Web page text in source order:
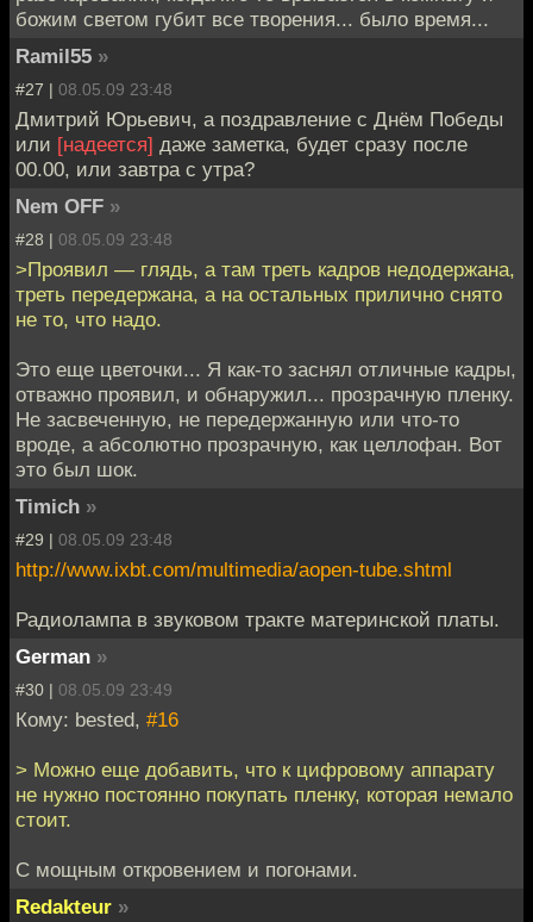
божим светом губит все творения... было время...
Ramil55 »
#27 | 08.05.09 23:48
Дмитрий Юрьевич, а поздравление с Днём Победы
или [надеется] даже заметка, будет сразу после
00.00, или завтра с утра?
Nem OFF »
#28 | 08.05.09 23:48
>Проявил — глядь, а там треть кадров недодержана,
треть передержана, а на остальных прилично снято
не то, что надо.
Это еще цветочки... Я как-то заснял отличные кадры,
отважно проявил, и обнаружил... прозрачную пленку.
Не засвеченную, не передержанную или что-то
вроде, а абсолютно прозрачную, как целлофан. Вот
это был шок.
Timich »
#29 | 08.05.09 23:48
http://www.ixbt.com/multimedia/aopen-tube.shtml
Радиолампа в звуковом тракте материнской платы.
German »
#30 | 08.05.09 23:49
Кому: bested, #16
> Можно еще добавить, что к цифровому аппарату
не нужно постоянно покупать пленку, которая немало
стоит.
С мощным откровением и погонами.
Redakteur »